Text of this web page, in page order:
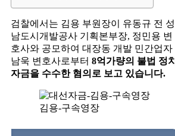
검찰에서는 김용 부원장이 유동규 전 성
남도시개발공사 기획본부장, 정민용 변
호사와 공모하여 대장동 개발 민간업자
남욱 변호사로부터 8억가량의 불법 정치
자금을 수수한 혐의로 보고 있습니다.
김용-구속영장